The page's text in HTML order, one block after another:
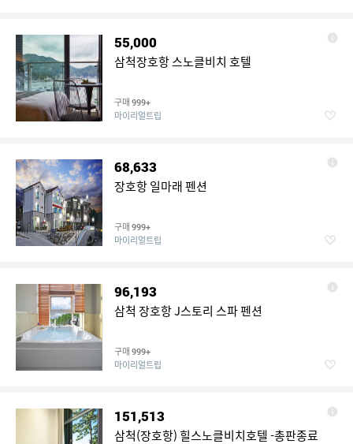
55,000
삼척장호항 스노클비치 호텔
구매 999+
마이리얼트립
68,633
장호항 일마래 펜션
구매 999+
마이리얼트립
96,193
삼척 장호항 J스토리 스파 펜션
구매 999+
마이리얼트립
151,513
삼척(장호항) 힐스노클비치호텔 -총판종료